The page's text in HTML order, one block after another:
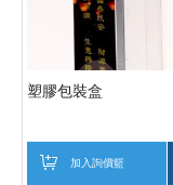
塑膠包裝盒
加入詢價籃